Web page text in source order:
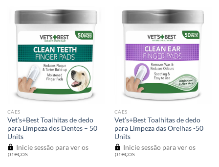
CÃES
Vet’s+Best Toalhitas de dedo
para Limpeza dos Dentes – 50
Units
Inicie sessão para ver os
preços
CÃES
Vet’s+Best Toalhitas de dedo
para Limpeza das Orelhas -50
Units
Inicie sessão para ver os
preços